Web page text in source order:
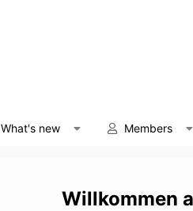
What's new Members